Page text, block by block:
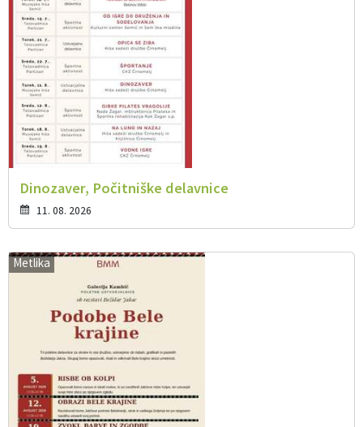
Dinozaver, Počitniške delavnice
11. 08. 2026
Metlika